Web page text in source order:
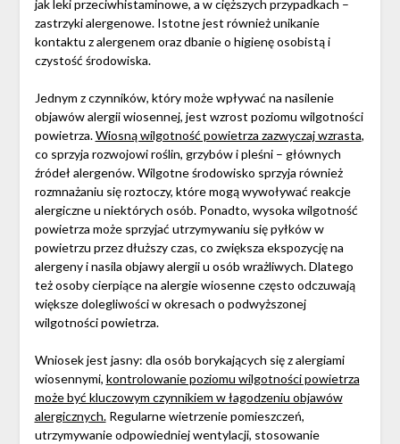
jak leki przeciwhistaminowe, a w cięższych przypadkach –
zastrzyki alergenowe. Istotne jest również unikanie
kontaktu z alergenem oraz dbanie o higienę osobistą i
czystość środowiska.
Jednym z czynników, który może wpływać na nasilenie
objawów alergii wiosennej, jest wzrost poziomu wilgotności
powietrza.Wiosną wilgotność powietrza zazwyczaj wzrasta,
co sprzyja rozwojowi roślin, grzybów i pleśni – głównych
źródeł alergenów. Wilgotne środowisko sprzyja również
rozmnażaniu się roztoczy, które mogą wywoływać reakcje
alergiczne u niektórych osób. Ponadto, wysoka wilgotność
powietrza może sprzyjać utrzymywaniu się pyłków w
powietrzu przez dłuższy czas, co zwiększa ekspozycję na
alergeny i nasila objawy alergii u osób wrażliwych. Dlatego
też osoby cierpiące na alergie wiosenne często odczuwają
większe dolegliwości w okresach o podwyższonej
wilgotności powietrza.
Wniosek jest jasny: dla osób borykających się z alergiami
wiosennymi, kontrolowanie poziomu wilgotności powietrza
może być kluczowym czynnikiem w łagodzeniu objawów
alergicznych.Regularne wietrzenie pomieszczeń,
utrzymywanie odpowiedniej wentylacji, stosowanie